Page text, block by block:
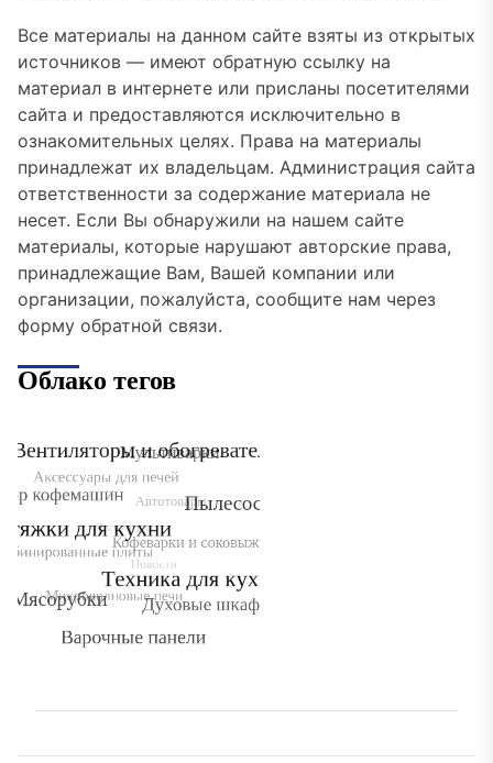
Все материалы на данном сайте взяты из открытых
источников — имеют обратную ссылку на
материал в интернете или присланы посетителями
сайта и предоставляются исключительно в
ознакомительных целях. Права на материалы
принадлежат их владельцам. Администрация сайта
ответственности за содержание материала не
несет. Если Вы обнаружили на нашем сайте
материалы, которые нарушают авторские права,
принадлежащие Вам, Вашей компании или
организации, пожалуйста, сообщите нам через
форму обратной связи.
Облако тегов